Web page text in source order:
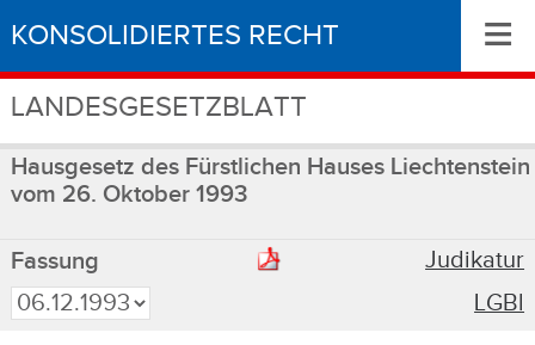
KONSOLIDIERTES RECHT
LANDESGESETZBLATT
≡
Hausgesetz des Fürstlichen Hauses Liechtenstein
vom 26. Oktober 1993
Fassung
Judikatur
LGBl